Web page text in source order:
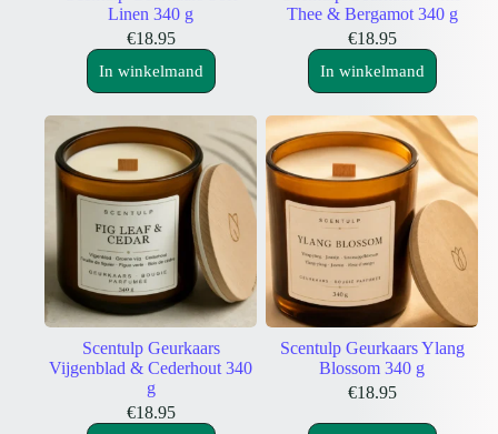
Zijn premium geurkaarsen geschikt als cadeau?
Ja. De combinatie van geur, amberglas en houten deksel maakt deze
kaarsen geschikt voor een verjaardag, housewarming, bedankje of
ander persoonlijk moment.
Een premium geurkaars is vooral ontwikkeld voor geurbeleving en
sfeer. Een designkaars valt vooral op door haar decoratieve of
sculpturale vorm. Kies op basis van de rol die de kaars in jouw
interieur krijgt.
Meer kaarsen ontdekken
Bekijk de volledige collectie kaarsen of ontdek onze
design kaarsen
voor decoratieve vormen en bijzondere cadeaus.
Linen 340 g
€18.95
In winkelmand
Thee & Bergamot 340 g
€18.95
In winkelmand
Scentulp Geurkaars
Vijgenblad & Cederhout 340
g
€18.95
Scentulp Geurkaars Ylang
Blossom 340 g
€18.95